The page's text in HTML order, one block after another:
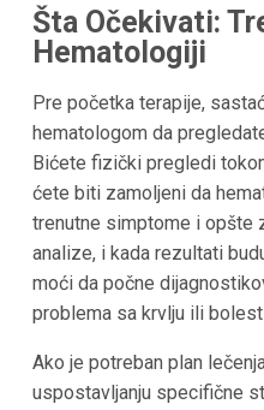
Šta Očekivati:
Hematologiji
Pre početka terapije,
hematologom da
Bićete fizički pregledi
ćete biti zamoljeni da
trenutne simptome i opšte
analize, i kada rezultati
moći da počne
problema sa krvlju ili
Ako je potreban plan
uspostavljanju specifične